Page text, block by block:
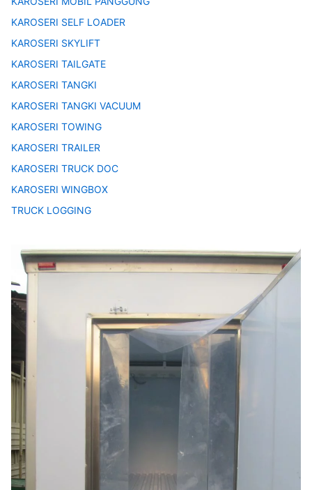
KAROSERI SELF LOADER
KAROSERI SKYLIFT
KAROSERI TAILGATE
KAROSERI TANGKI
KAROSERI TANGKI VACUUM
KAROSERI TOWING
KAROSERI TRAILER
KAROSERI TRUCK DOC
KAROSERI WINGBOX
TRUCK LOGGING